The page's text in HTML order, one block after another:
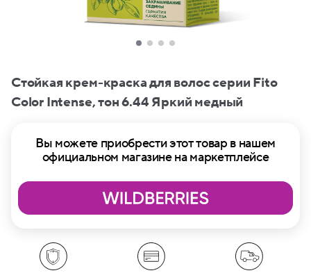
Стойкая крем-краска для волос серии Fito
Сolor Intense, тон 6.44 Яркий медный
Вы можете приобрести этот товар в нашем
официальном магазине на маркетплейсе